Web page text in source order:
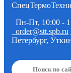
Пн-Пт, 10:00 -
order@stt.spb.ru
Петербург,